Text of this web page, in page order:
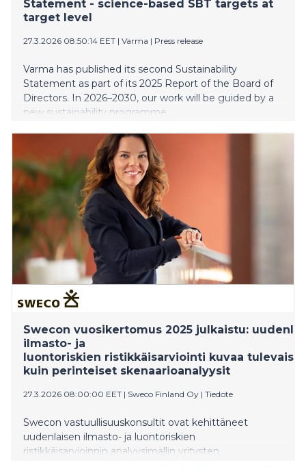
Statement - science-based SBT targets at
target level
27.3.2026 08:50:14 EET | Varma | Press release
Varma has published its second Sustainability
Statement as part of its 2025 Report of the Board of
Directors. In 2026–2030, our work will be guided by a
new sustainability programme.
Swecon vuosikertomus 2025 julkaistu:
ilmasto- ja
luontoriskien ristikkäisarviointi kuvaa
kuin perinteiset skenaarioanalyysit
27.3.2026 08:00:00 EET | Sweco Finland Oy | Tiedote
Swecon vastuullisuuskonsultit ovat kehittäneet
uudenlaisen ilmasto- ja luontoriskien
ristikkäisarvioinnin analyysimallin yritysten